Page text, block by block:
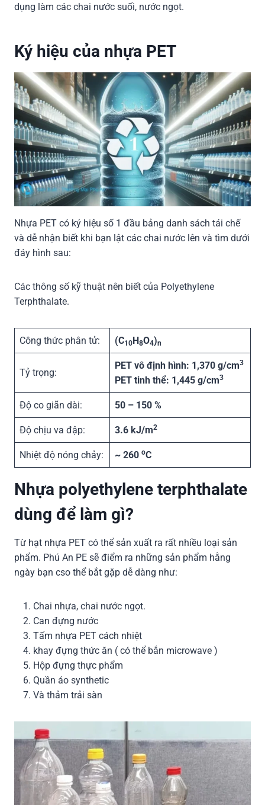
dụng làm các chai nước suối, nước ngọt.
Ký hiệu của nhựa PET
Nhựa PET có ký hiệu số 1 đầu bảng danh sách tái chế
và dễ nhận biết khi bạn lật các chai nước lên và tìm dưới
đáy hình sau:
Các thông số kỹ thuật nên biết của Polyethylene
Terphthalate.
Công thức phân tử: (C10H8O4)n
Tỷ trọng:
PET vô định hình: 1,370 g/cm3
PET tinh thể: 1,445 g/cm3
Độ co giãn dài: 50 – 150 %
Độ chịu va đập: 3.6 kJ/m2
Nhiệt độ nóng chảy: ~ 260 oC
Nhựa polyethylene terphthalate
dùng để làm gì?
Từ hạt nhựa PET có thể sản xuất ra rất nhiều loại sản
phẩm. Phú An PE sẽ điểm ra những sản phẩm hằng
ngày bạn cso thể bắt gặp dễ dàng như:
Chai nhựa, chai nước ngọt.
Can đựng nước
Tấm nhựa PET cách nhiệt
khay đựng thức ăn ( có thể bắn microwave )
Hộp đựng thực phẩm
Quần áo synthetic
Và thảm trải sàn